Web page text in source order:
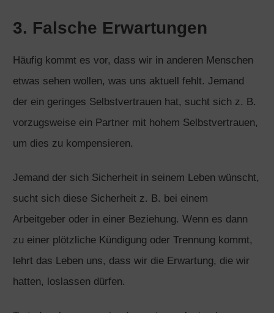
3. Falsche Erwartungen
Häufig kommt es vor, dass wir in anderen Menschen
etwas sehen wollen, was uns aktuell fehlt. Jemand
der ein geringes Selbstvertrauen hat, sucht sich z. B.
vorzugsweise ein Partner mit hohem Selbstvertrauen,
um dies zu kompensieren.
Jemand der sich Sicherheit in seinem Leben wünscht,
sucht sich diese Sicherheit z. B. bei einem
Arbeitgeber oder in einer Beziehung. Wenn es dann
zu einer plötzliche Kündigung oder Trennung kommt,
lehrt das Leben uns, dass wir die Erwartung, die wir
hatten, loslassen dürfen.